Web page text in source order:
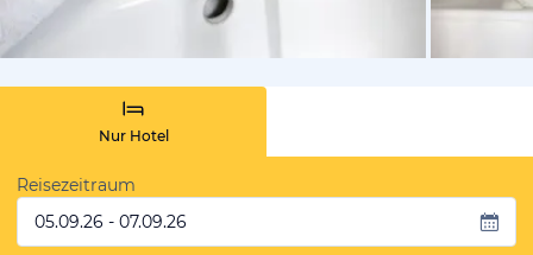
Nur Hotel
Reisezeitraum
05.09.26 - 07.09.26